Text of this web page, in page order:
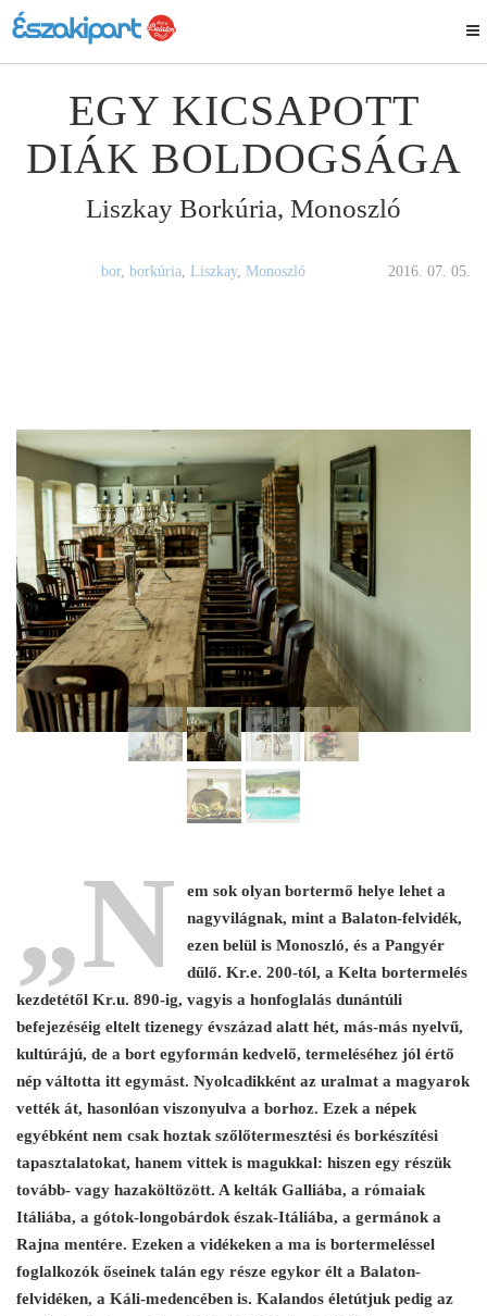
EGY KICSAPOTT
DIÁK BOLDOGSÁGA
Liszkay Borkúria, Monoszló
bor, borkúria, Liszkay, Monoszló 2016. 07. 05.
„N
em sok olyan bortermő helye lehet a
nagyvilágnak, mint a Balaton-felvidék,
ezen belül is Monoszló, és a Pangyér
dűlő. Kr.e. 200-tól, a Kelta bortermelés
kezdetétől Kr.u. 890-ig, vagyis a honfoglalás dunántúli
befejezéséig eltelt tizenegy évszázad alatt hét, más-más nyelvű,
kultúrájú, de a bort egyformán kedvelő, termeléséhez jól értő
nép váltotta itt egymást. Nyolcadikként az uralmat a magyarok
vették át, hasonlóan viszonyulva a borhoz. Ezek a népek
egyébként nem csak hoztak szőlőtermesztési és borkészítési
tapasztalatokat, hanem vittek is magukkal: hiszen egy részük
tovább- vagy hazaköltözött. A kelták Galliába, a rómaiak
Itáliába, a gótok-longobárdok észak-Itáliába, a germánok a
Rajna mentére. Ezeken a vidékeken a ma is bortermeléssel
foglalkozók őseinek talán egy része egykor élt a Balaton-
felvidéken, a Káli-medencében is. Kalandos életútjuk pedig az